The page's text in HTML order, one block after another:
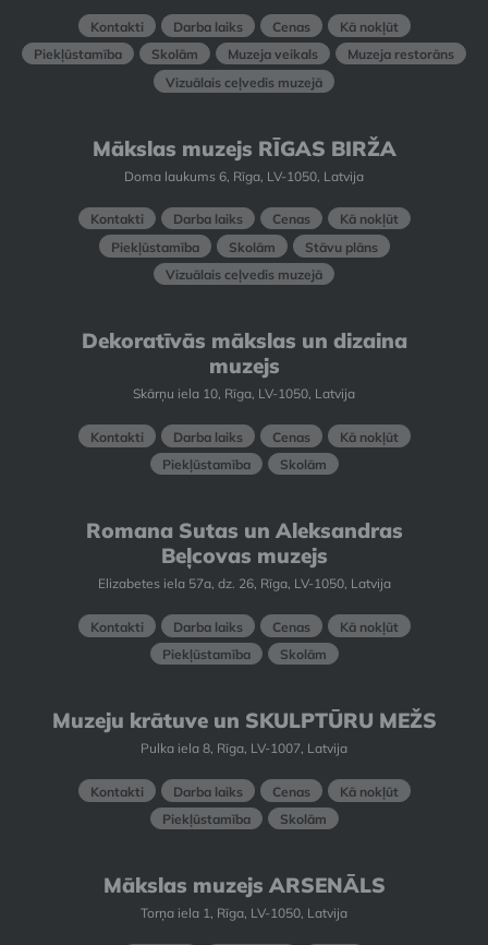
Kontakti Darba laiks Cenas
Kā nokļūt
Piekļūstamība
Skolām Muzeja veikals
Muzeja restorāns
Vizuālais ceļvedis muzejā
Mākslas muzejs RĪGAS BIRŽA
Doma laukums 6, Rīga, LV-1050, Latvija
Kontakti Darba laiks Cenas
Kā nokļūt
Piekļūstamība
Skolām
Stāvu plāns
Vizuālais ceļvedis muzejā
Dekoratīvās mākslas un dizaina
muzejs
Skārņu iela 10, Rīga, LV-1050, Latvija
Kontakti Darba laiks Cenas
Kā nokļūt
Piekļūstamība
Skolām
Romana Sutas un Aleksandras
Beļcovas muzejs
Elizabetes iela 57a, dz. 26, Rīga, LV-1050, Latvija
Kontakti Darba laiks Cenas
Kā nokļūt
Piekļūstamība
Skolām
Muzeju krātuve un SKULPTŪRU MEŽS
Pulka iela 8, Rīga, LV-1007, Latvija
Kontakti Darba laiks Cenas
Kā nokļūt
Piekļūstamība
Skolām
Mākslas muzejs ARSENĀLS
Torņa iela 1, Rīga, LV-1050, Latvija